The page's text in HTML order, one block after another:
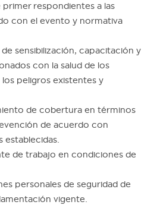
primer respondientes a las
con el evento y normativa
sensibilización, capacitación y
con la salud de los
peligros existentes y
de cobertura en términos
de acuerdo con
establecidas.
de trabajo en condiciones de
personales de seguridad de
vigente.